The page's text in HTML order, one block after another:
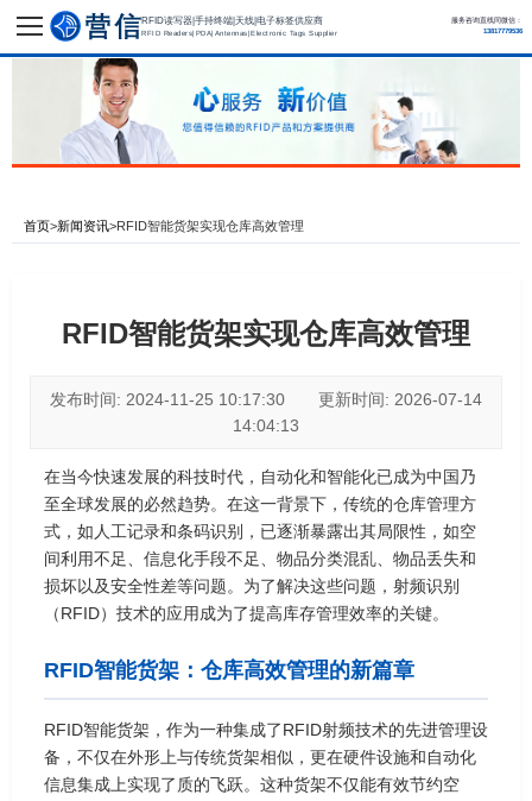
RFID读写器|手持终端|天线|电子标签供应商
RFID Readers|PDA|Antennas|Electronic Tags Supplier
服务咨询直线同微信：
13817779536
首页>新闻资讯>RFID智能货架实现仓库高效管理
RFID智能货架实现仓库高效管理
发布时间: 2024-11-25 10:17:30 更新时间: 2026-07-14
14:04:13
在当今快速发展的科技时代，自动化和智能化已成为中国乃
至全球发展的必然趋势。在这一背景下，传统的仓库管理方
式，如人工记录和条码识别，已逐渐暴露出其局限性，如空
间利用不足、信息化手段不足、物品分类混乱、物品丢失和
损坏以及安全性差等问题。为了解决这些问题，射频识别
（RFID）技术的应用成为了提高库存管理效率的关键。
RFID智能货架：仓库高效管理的新篇章
RFID智能货架，作为一种集成了RFID射频技术的先进管理设
备，不仅在外形上与传统货架相似，更在硬件设施和自动化
信息集成上实现了质的飞跃。这种货架不仅能有效节约空